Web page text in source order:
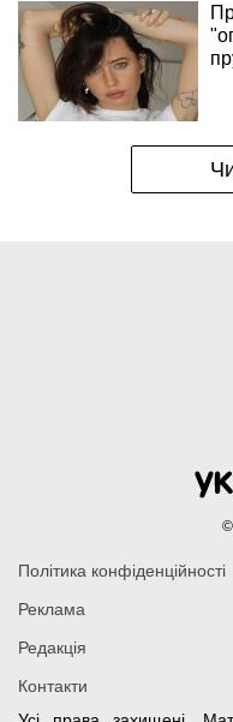
Політика конфіденційності
Реклама
Редакція
Контакти
©